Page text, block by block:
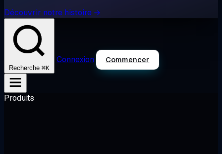
Découvrir notre histoire →
Recherche ⌘K
Connexion Commencer
Produits